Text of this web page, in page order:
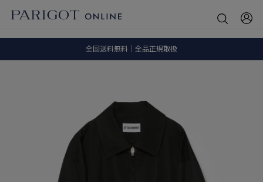
全国送料無料｜全品正規取扱